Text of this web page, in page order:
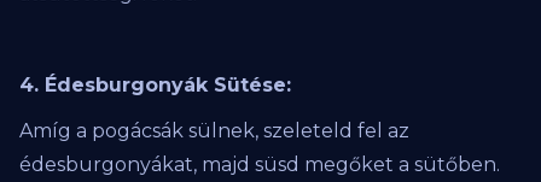
4. Édesburgonyák Sütése:
Amíg a pogácsák sülnek, szeleteld fel az
édesburgonyákat, majd süsd megőket a sütőben.